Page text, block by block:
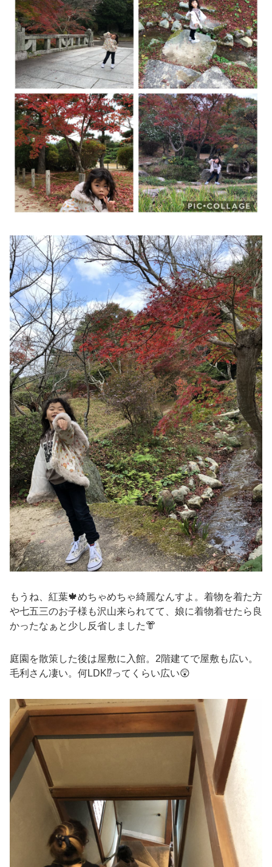
もうね、紅葉🍁めちゃめちゃ綺麗なんすよ。着物を着た方
や七五三のお子様も沢山来られてて、娘に着物着せたら良
かったなぁと少し反省しました👘
庭園を散策した後は屋敷に入館。2階建てで屋敷も広い。
毛利さん凄い。何LDK⁉️ってくらい広い😲